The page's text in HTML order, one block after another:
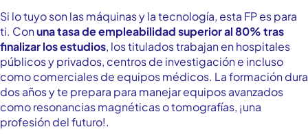
Si lo tuyo son las máquinas y la tecnología, esta FP es para
ti. Conuna tasa de empleabilidad superior al 80% tras
finalizar los estudios, los titulados trabajan en hospitales
públicos y privados, centros de investigación e incluso
como comerciales de equipos médicos. La formación dura
dos años y te prepara para manejar equipos avanzados
como resonancias magnéticas o tomografías, ¡una
profesión del futuro!.